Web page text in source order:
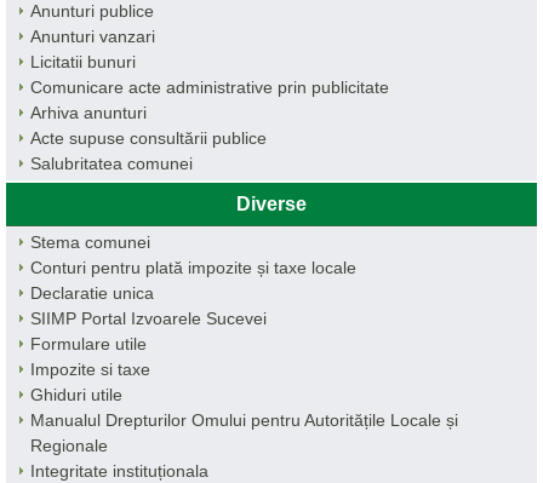
Anunturi publice
Anunturi vanzari
Licitatii bunuri
Comunicare acte administrative prin publicitate
Arhiva anunturi
Acte supuse consultării publice
Salubritatea comunei
Diverse
Stema comunei
Conturi pentru plată impozite și taxe locale
Declaratie unica
SIIMP Portal Izvoarele Sucevei
Formulare utile
Impozite si taxe
Ghiduri utile
Manualul Drepturilor Omului pentru Autoritățile Locale și
Regionale
Integritate instituționala